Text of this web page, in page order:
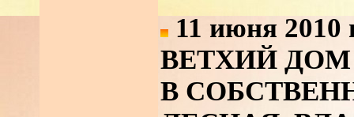
11 июня 2010
ВЕТХИЙ
В